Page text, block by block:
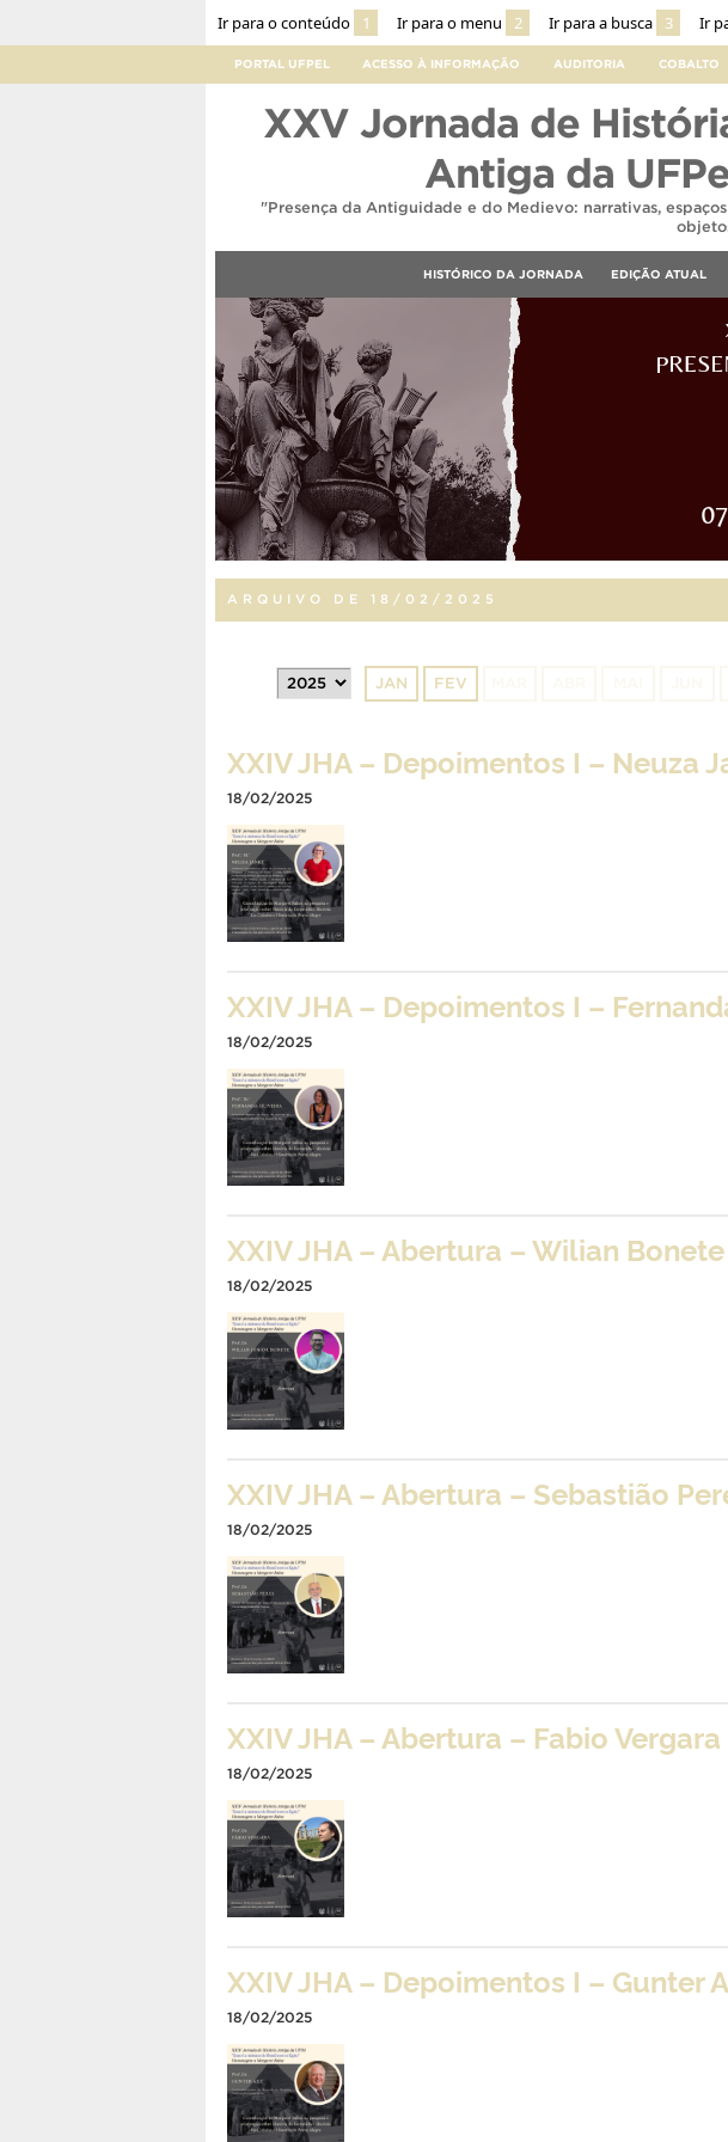
Ir para o conteúdo 1 Ir para o menu 2 Ir para a busca 3 Ir
PORTAL UFPEL ACESSO À INFORMAÇÃO AUDITORIA COBALTO
XXV Jornada de
Antiga da
"Presença da Antiguidade e do Medievo: narrativas,
HISTÓRICO DA JORNADA EDIÇÃO ATUAL
ARQUIVO DE 18/02/2025
JAN FEV
XXIV JHA – Depoimentos I – Neuza
18/02/2025
XXIV JHA – Depoimentos I –
18/02/2025
XXIV JHA – Abertura – Wilian Bonete
18/02/2025
XXIV JHA – Abertura – Sebastião
18/02/2025
XXIV JHA – Abertura – Fabio
18/02/2025
XXIV JHA – Depoimentos I – Gunter
18/02/2025